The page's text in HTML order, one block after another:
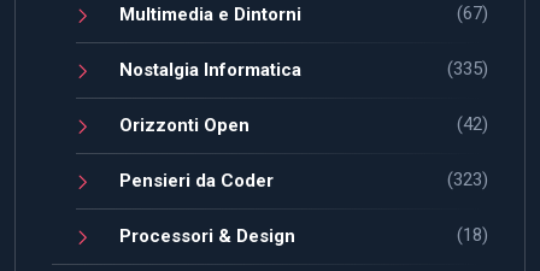
Multimedia e Dintorni (67)
Nostalgia Informatica (335)
Orizzonti Open (42)
Pensieri da Coder (323)
Processori & Design (18)